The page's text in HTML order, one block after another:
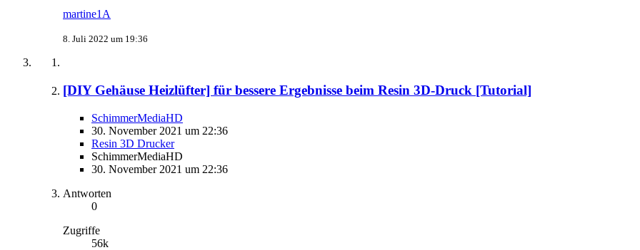
martine1A
8. Juli 2022 um 19:36
[DIY Gehäuse Heizlüfter] für bessere Ergebnisse beim Resin 3D-Druck [Tutorial]
SchimmerMediaHD
30. November 2021 um 22:36
Resin 3D Drucker
SchimmerMediaHD
30. November 2021 um 22:36
Antworten
0
Zugriffe
56k